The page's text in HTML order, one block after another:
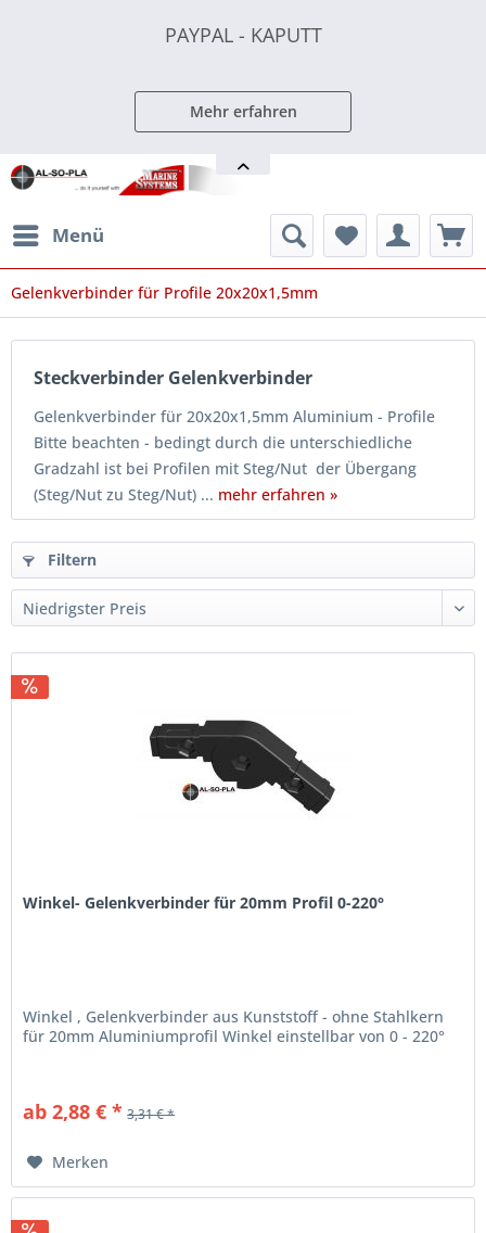
PAYPAL - KAPUTT
Mehr erfahren
Menü
Gelenkverbinder für Profile 20x20x1,5mm
Steckverbinder Gelenkverbinder
Gelenkverbinder für 20x20x1,5mm Aluminium - Profile
Bitte beachten - bedingt durch die unterschiedliche
Gradzahl ist bei Profilen mit Steg/Nut der Übergang
(Steg/Nut zu Steg/Nut) ... mehr erfahren »
Filtern
Winkel- Gelenkverbinder für 20mm Profil 0-220°
Winkel , Gelenkverbinder aus Kunststoff - ohne Stahlkern
für 20mm Aluminiumprofil Winkel einstellbar von 0 - 220°
ab 2,88 € * 3,31 € *
Merken